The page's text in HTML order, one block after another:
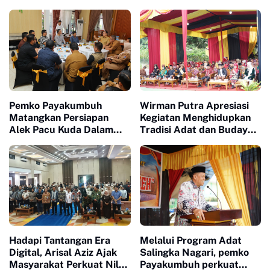
Pemko Payakumbuh
Matangkan Persiapan
Alek Pacu Kuda Dalam
Wirman Putra Apresiasi
Kegiatan Menghidupkan
Tradisi Adat dan Budaya
Hadapi Tantangan Era
Digital, Arisal Aziz Ajak
Masyarakat Perkuat Nilai
Melalui Program Adat
Salingka Nagari, pemko
Payakumbuh perkuat